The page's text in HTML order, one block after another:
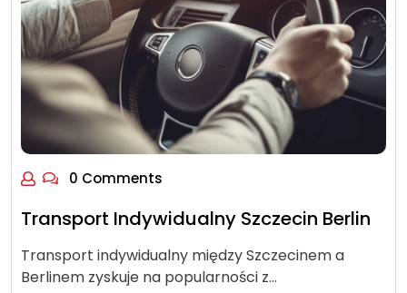
0 Comments
Transport Indywidualny Szczecin Berlin
Transport indywidualny między Szczecinem a
Berlinem zyskuje na popularności z…